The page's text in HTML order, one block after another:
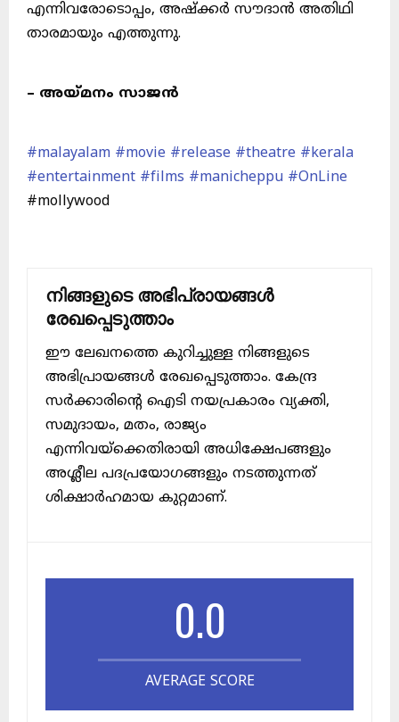
എന്നിവരോടൊപ്പം, അഷ്ക്കർ സൗദാൻ അതിഥി
താരമായും എത്തുന്നു.
– അയ്മനം സാജൻ
#malayalam #movie #release #theatre #kerala
#entertainment #films #manicheppu #OnLine
#mollywood
നിങ്ങളുടെ അഭിപ്രായങ്ങൾ
രേഖപ്പെടുത്താം
ഈ ലേഖനത്തെ കുറിച്ചുള്ള നിങ്ങളുടെ
അഭിപ്രായങ്ങൾ രേഖപ്പെടുത്താം. കേന്ദ്ര
സർക്കാരിന്റെ ഐടി നയപ്രകാരം വ്യക്തി,
സമുദായം, മതം, രാജ്യം
എന്നിവയ്ക്കെതിരായി അധിക്ഷേപങ്ങളും
അശ്ലീല പദപ്രയോഗങ്ങളും നടത്തുന്നത്
ശിക്ഷാർഹമായ കുറ്റമാണ്.
0.0
AVERAGE SCORE